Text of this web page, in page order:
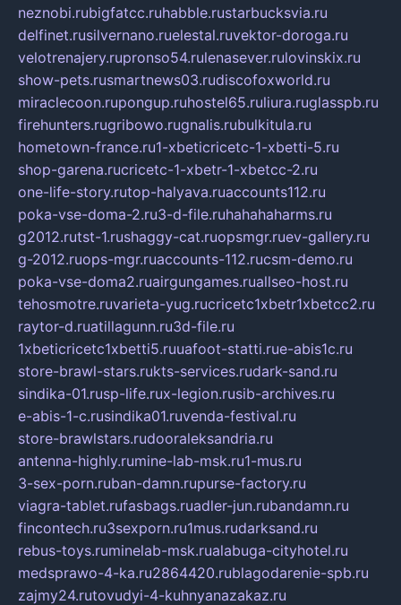
neznobi.rubigfatcc.ruhabble.rustarbucksvia.ru
delfinet.rusilvernano.ruelestal.ruvektor-doroga.ru
velotrenajery.rupronso54.rulenasever.rulovinskix.ru
show-pets.rusmartnews03.rudiscofoxworld.ru
miraclecoon.rupongup.ruhostel65.ruliura.ruglasspb.ru
firehunters.rugribowo.rugnalis.rubulkitula.ru
hometown-france.ru1-xbeticricetc-1-xbetti-5.ru
shop-garena.rucricetc-1-xbetr-1-xbetcc-2.ru
one-life-story.rutop-halyava.ruaccounts112.ru
poka-vse-doma-2.ru3-d-file.ruhahahaharms.ru
g2012.rutst-1.rushaggy-cat.ruopsmgr.ruev-gallery.ru
g-2012.ruops-mgr.ruaccounts-112.rucsm-demo.ru
poka-vse-doma2.ruairgungames.ruallseo-host.ru
tehosmotre.ruvarieta-yug.rucricetc1xbetr1xbetcc2.ru
raytor-d.ruatillagunn.ru3d-file.ru
1xbeticricetc1xbetti5.ruuafoot-statti.rue-abis1c.ru
store-brawl-stars.rukts-services.rudark-sand.ru
sindika-01.rusp-life.rux-legion.rusib-archives.ru
e-abis-1-c.rusindika01.ruvenda-festival.ru
store-brawlstars.rudooraleksandria.ru
antenna-highly.rumine-lab-msk.ru1-mus.ru
3-sex-porn.ruban-damn.rupurse-factory.ru
viagra-tablet.rufasbags.ruadler-jun.rubandamn.ru
fincontech.ru3sexporn.ru1mus.rudarksand.ru
rebus-toys.ruminelab-msk.rualabuga-cityhotel.ru
medsprawo-4-ka.ru2864420.rublagodarenie-spb.ru
zajmy24.rutovudyi-4-kuhnyanazakaz.ru